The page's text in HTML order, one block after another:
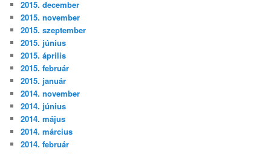
2015. december
2015. november
2015. szeptember
2015. június
2015. április
2015. február
2015. január
2014. november
2014. június
2014. május
2014. március
2014. február